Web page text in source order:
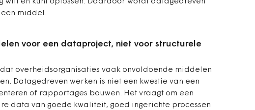
wilt en kunt oplossen. Daardoor wordt datagedreven
middel.
voor een dataproject, niet voor structurele
overheidsorganisaties vaak onvoldoende middelen
Datagedreven werken is niet een kwestie van een
of rapportages bouwen. Het vraagt om een
data van goede kwaliteit, goed ingerichte processen